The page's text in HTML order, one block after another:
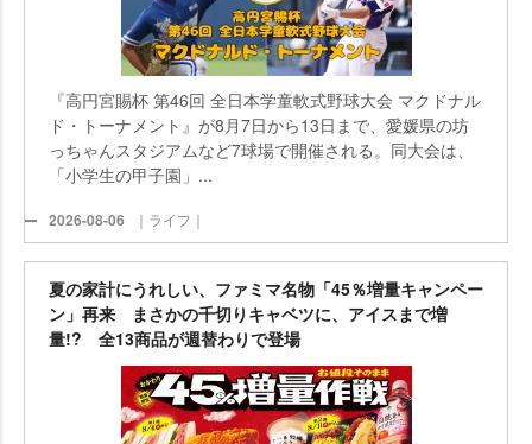
『高円宮賜杯 第46回 全日本学童軟式野球大会 マクドナル
ド・トーナメント』が8月7日から13日まで、愛媛県の坊
っちゃんスタジアムなど7球場で開催される。同大会は、
「小学生の甲子園」...
2026-08-06 ｜ライフ｜
夏の家計にうれしい、ファミマ名物「45％増量キャンペー
ン」再来 まさかの千切りキャベツに、アイスまで増
量!? 全13商品が週替わりで登場